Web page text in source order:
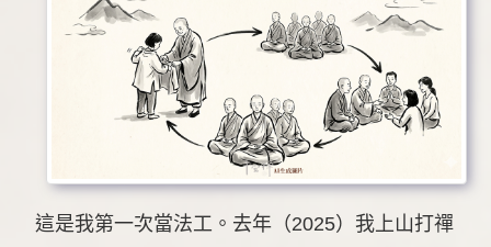
這是我第一次當法工。去年（2025）我上山打禪